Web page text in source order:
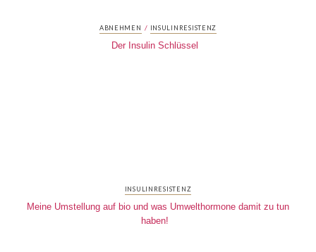
ABNEHMEN / INSULINRESISTENZ
Der Insulin Schlüssel
INSULINRESISTENZ
Meine Umstellung auf bio und was Umwelthormone damit zu tun
haben!